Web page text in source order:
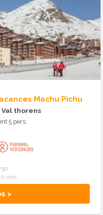
Machu Pichu
Val thorens
5 pers.
>
10
sites